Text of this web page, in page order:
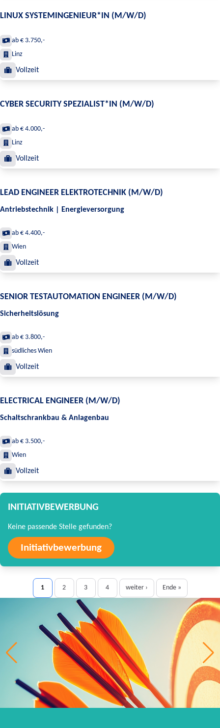
LINUX SYSTEMINGENIEUR*IN (M/W/D)
ab € 3.750,-
Linz
Vollzeit
CYBER SECURITY SPEZIALIST*IN (M/W/D)
ab € 4.000,-
Linz
Vollzeit
LEAD ENGINEER ELEKTROTECHNIK (M/W/D)
Antriebstechnik | Energieversorgung
ab € 4.400,-
Wien
Vollzeit
SENIOR TESTAUTOMATION ENGINEER (M/W/D)
Sicherheitslösung
ab € 3.800,-
südliches Wien
Vollzeit
ELECTRICAL ENGINEER (M/W/D)
Schaltschrankbau & Anlagenbau
ab € 3.500,-
Wien
Vollzeit
INITIATIVBEWERBUNG
Keine passende Stelle gefunden?
Initiativbewerbung
1 2 3 4 weiter › Ende »